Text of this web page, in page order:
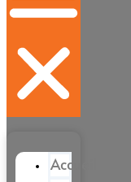
Accueil